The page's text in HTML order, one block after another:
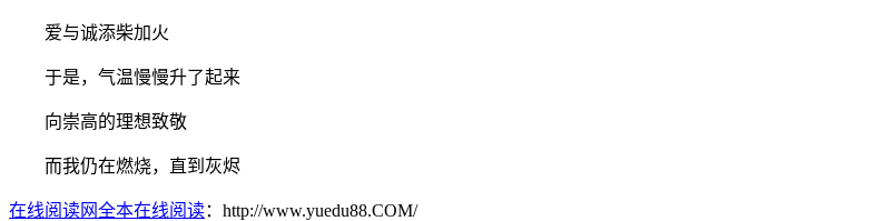
爱与诚添柴加火
于是，气温慢慢升了起来
向崇高的理想致敬
而我仍在燃烧，直到灰烬
在线阅读网全本在线阅读：http://www.yuedu88.COM/